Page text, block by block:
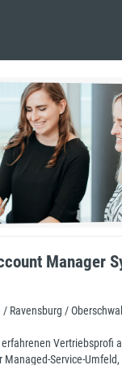
IT Account
Manager
/ Ravensburg /
Vertriebsprofi
Managed-Service-